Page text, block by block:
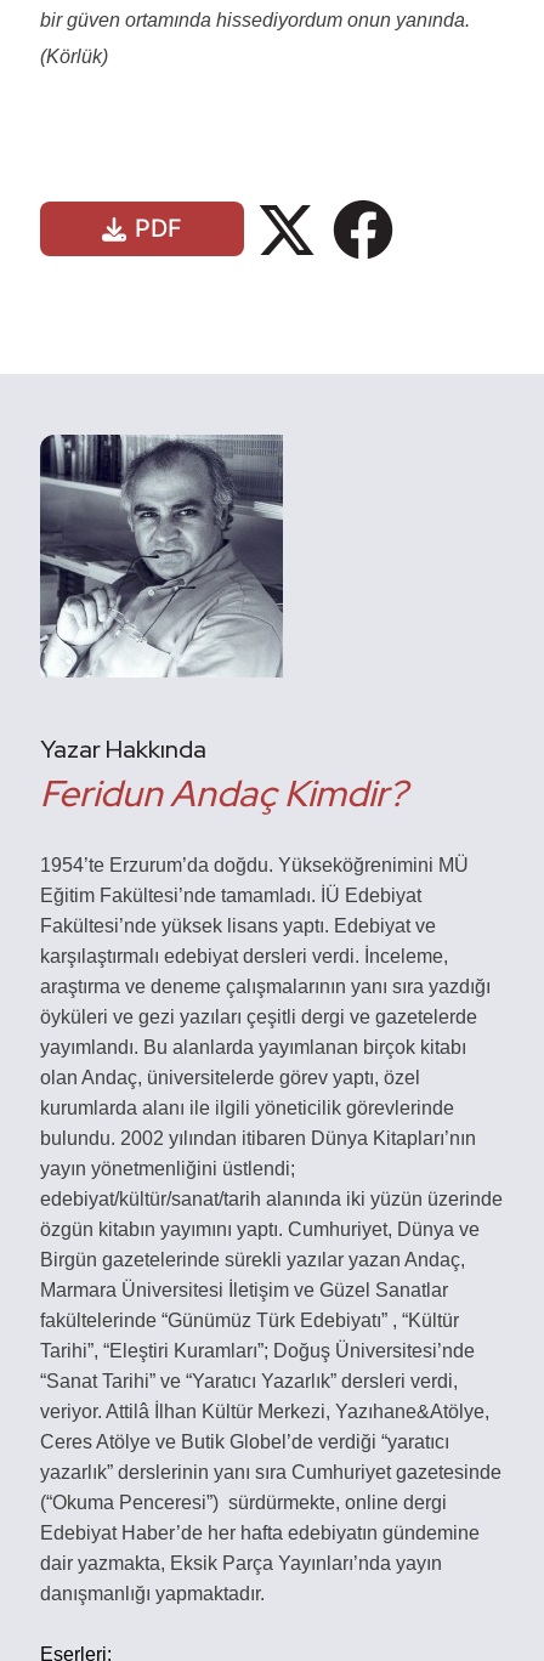
bir güven ortamında hissediyordum onun yanında.
(Körlük)
PDF
Yazar Hakkında
Feridun Andaç Kimdir?
1954’te Erzurum’da doğdu. Yükseköğrenimini MÜ
Eğitim Fakültesi’nde tamamladı. İÜ Edebiyat
Fakültesi’nde yüksek lisans yaptı. Edebiyat ve
karşılaştırmalı edebiyat dersleri verdi. İnceleme,
araştırma ve deneme çalışmalarının yanı sıra yazdığı
öyküleri ve gezi yazıları çeşitli dergi ve gazetelerde
yayımlandı. Bu alanlarda yayımlanan birçok kitabı
olan Andaç, üniversitelerde görev yaptı, özel
kurumlarda alanı ile ilgili yöneticilik görevlerinde
bulundu. 2002 yılından itibaren Dünya Kitapları’nın
yayın yönetmenliğini üstlendi;
edebiyat/kültür/sanat/tarih alanında iki yüzün üzerinde
özgün kitabın yayımını yaptı. Cumhuriyet, Dünya ve
Birgün gazetelerinde sürekli yazılar yazan Andaç,
Marmara Üniversitesi İletişim ve Güzel Sanatlar
fakültelerinde “Günümüz Türk Edebiyatı” , “Kültür
Tarihi”, “Eleştiri Kuramları”; Doğuş Üniversitesi’nde
“Sanat Tarihi” ve “Yaratıcı Yazarlık” dersleri verdi,
veriyor. Attilâ İlhan Kültür Merkezi, Yazıhane&Atölye,
Ceres Atölye ve Butik Globel’de verdiği “yaratıcı
yazarlık” derslerinin yanı sıra Cumhuriyet gazetesinde
(“Okuma Penceresi”) sürdürmekte, online dergi
Edebiyat Haber’de her hafta edebiyatın gündemine
dair yazmakta, Eksik Parça Yayınları’nda yayın
danışmanlığı yapmaktadır.
Eserleri: